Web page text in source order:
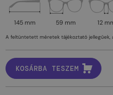
145 mm 59 mm 12
A feltüntetett méretek tájékoztató jellegűek,
KOSÁRBA TESZEM